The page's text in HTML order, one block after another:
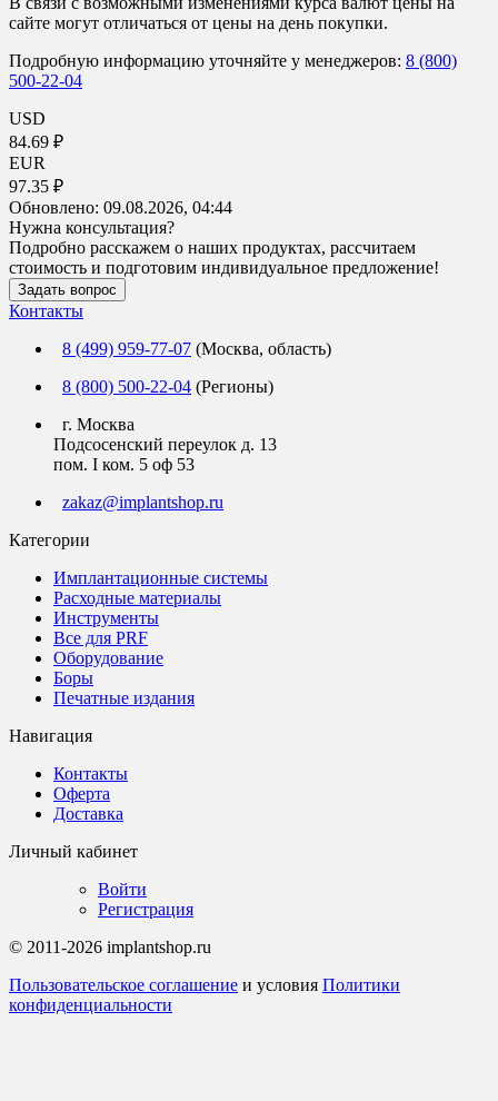
сайте могут отличаться от цены на день покупки.
Подробную информацию уточняйте у менеджеров: 8 (800)
500-22-04
USD
84.69 ₽
EUR
97.35 ₽
Обновлено: 09.08.2026, 04:44
Нужна консультация?
Подробно расскажем о наших продуктах, рассчитаем
стоимость и подготовим индивидуальное предложение!
Задать вопрос
Контакты
8 (499) 959-77-07 (Москва, область)
8 (800) 500-22-04 (Регионы)
г. Москва
Подсосенский переулок д. 13
пом. I ком. 5 оф 53
zakaz@implantshop.ru
Категории
Имплантационные системы
Расходные материалы
Инструменты
Все для PRF
Оборудование
Боры
Печатные издания
Навигация
Контакты
Оферта
Доставка
Личный кабинет
Войти
Регистрация
© 2011-2026 implantshop.ru
Пользовательское соглашение и условия Политики
конфиденциальности